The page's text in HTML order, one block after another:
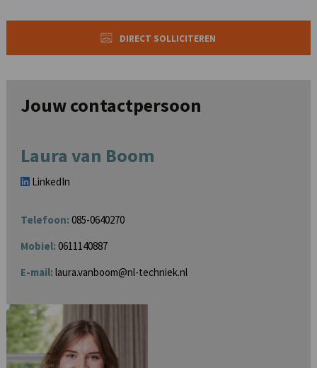
DIRECT SOLLICITEREN
Jouw contactpersoon
Laura van Boom
LinkedIn
Telefoon: 085-0640270
Mobiel: 0611140887
E-mail: laura.vanboom@nl-techniek.nl